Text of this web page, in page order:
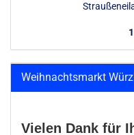
Weihnachtsmarkt
Vielen Dank für